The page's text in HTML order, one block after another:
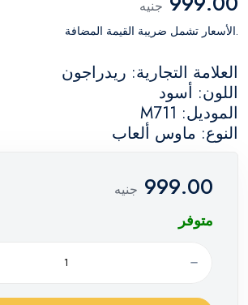
جنيه
.الأسعار تشمل ضريبة القيمة المضافة
العلامة التجارية: ريدراجون
اللون: أسود
الموديل: M711
النوع: ماوس ألعاب
999.00 جنيه
متوفر